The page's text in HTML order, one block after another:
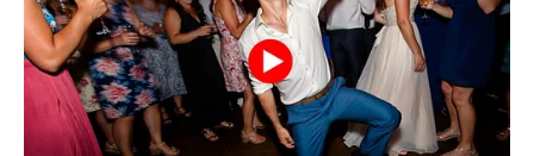
O relator da PEC, deputado Antonio Brito (PSD-BA), anunciou
queincluirá no parecer a previsão de idade mínima para
Aposentadoria, em sintonia com o PLP 185/2024, em análise no
Senado.O que deixa em evidência que existe uma pressão para
que as 2 propostas estejam alinhadas.